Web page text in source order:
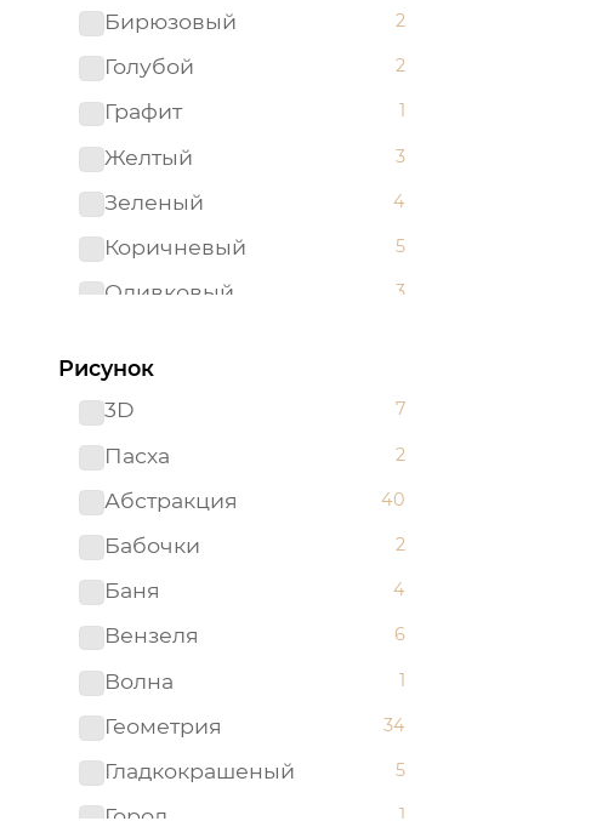
Бирюзовый 2
Голубой 2
Графит 1
Желтый 3
Зеленый 4
Коричневый 5
Оливковый 3
Розовый
Серый
Синий
Сиреневый
Фиолетовый
Черный
Шампань
Белоземельный
Вишневый
Джинса
Рисунок
3D
7
Пасха 2
Абстракция 40
Бабочки 2
Баня 4
Вензеля 6
Волна 1
Геометрия 34
Гладкокрашеный 5
Город 1